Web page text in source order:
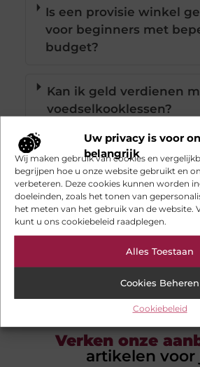
Uw privacy is voor
belangrijk
Wij maken gebruik van cookies en
begrijpen hoe u onze website gebruikt en
verbeteren. Deze cookies kunnen worden
doeleinden, zoals het tonen van
het meten van het gebruik van de website.
kunt u ons cookiebeleid raadplegen.
Alles Toestaan
Cookies Beheren
Cookiebeleid
Is een provisie winkel
voor beginners met
budget?
Kan ik geld verdienen
voedselkooklessen?
Wat zijn de voordelen
thuisbijles als bedrijf?
Goed artikel? Deel hem dan
Verken onze
artikelen voor